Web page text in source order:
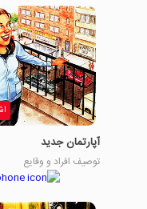
آپارتمان جدید
توصیف افراد و وقایع